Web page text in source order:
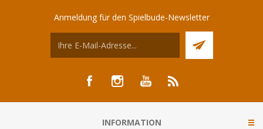
Anmeldung für den Spielbude-Newsletter
INFORMATION